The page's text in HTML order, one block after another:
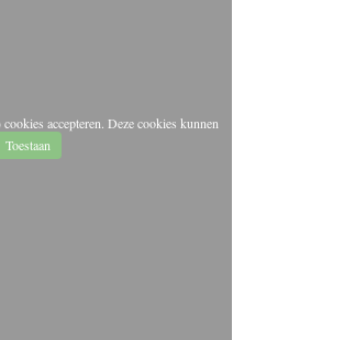
accepteren. Deze cookies kunnen
Toestaan